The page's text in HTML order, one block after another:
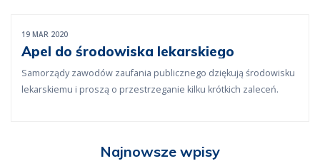
Najnowsze wpisy
19 MAR 2020
Apel do środowiska lekarskiego
Samorządy zawodów zaufania publicznego dziękują środowisku
lekarskiemu i proszą o przestrzeganie kilku krótkich zaleceń.